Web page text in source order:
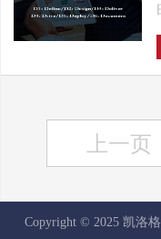
上一页
Copyright © 2025 凯洛